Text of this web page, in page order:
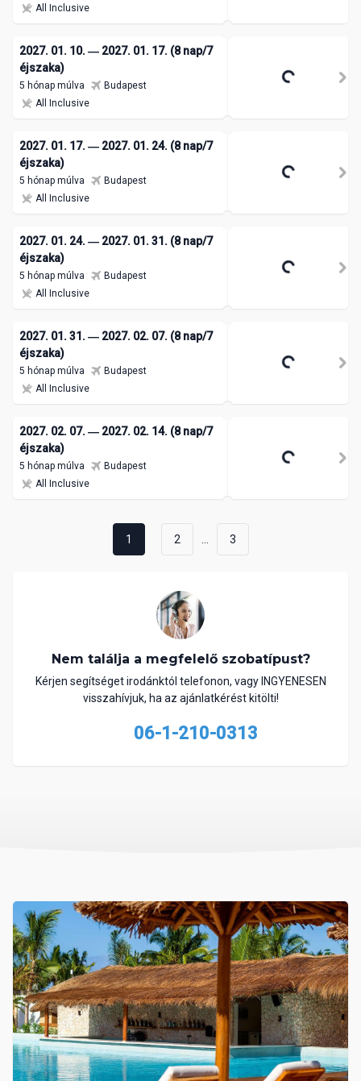
All Inclusive
2027. 01. 10. ― 2027. 01. 17. (8 nap/7
éjszaka)
5 hónap múlva
Budapest
All Inclusive
2027. 01. 17. ― 2027. 01. 24. (8 nap/7
éjszaka)
5 hónap múlva
Budapest
All Inclusive
2027. 01. 24. ― 2027. 01. 31. (8 nap/7
éjszaka)
5 hónap múlva
Budapest
All Inclusive
2027. 01. 31. ― 2027. 02. 07. (8 nap/7
éjszaka)
5 hónap múlva
Budapest
All Inclusive
2027. 02. 07. ― 2027. 02. 14. (8 nap/7
éjszaka)
5 hónap múlva
Budapest
All Inclusive
1 2 3
Nem találja a megfelelő szobatípust?
Kérjen segítséget irodánktól telefonon, vagy INGYENESEN
visszahívjuk, ha az ajánlatkérést kitölti!
06-1-210-0313